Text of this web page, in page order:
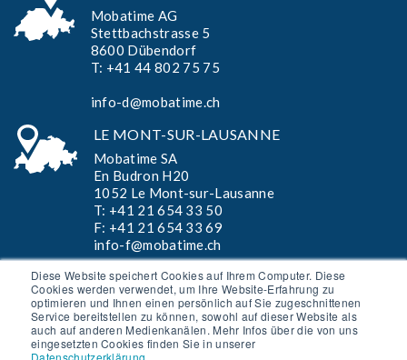
Diese Website speichert Cookies auf Ihrem Computer. Diese
Cookies werden verwendet, um Ihre Website-Erfahrung zu
optimieren und Ihnen einen persönlich auf Sie zugeschnittenen
Service bereitstellen zu können, sowohl auf dieser Website als
auch auf anderen Medienkanälen. Mehr Infos über die von uns
eingesetzten Cookies finden Sie in unserer
Datenschutzerklärung
Mobatime AG
Stettbachstrasse 5
8600 Dübendorf
T: +41 44 802 75 75
info-d@mobatime.ch
LE MONT-SUR-LAUSANNE
Mobatime SA
En Budron H20
1052 Le Mont-sur-Lausanne
T: +41 21 654 33 50
F: +41 21 654 33 69
info-f@mobatime.ch
AGB »
Disclaimer »